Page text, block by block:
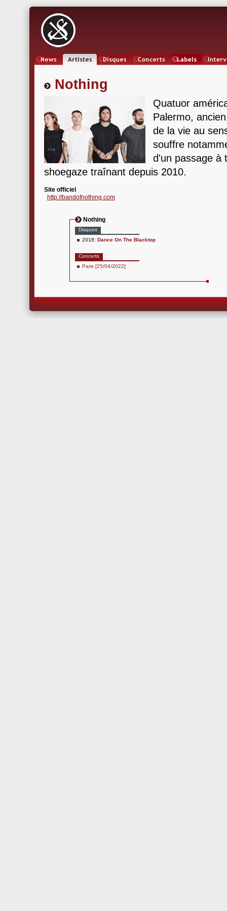
Nothing
Quatuor
Palermo,
de la vie au
souffre
d'un passage à
shoegaze traînant depuis 2010.
Site officiel
http://bandofnothing.com
Nothing
Disques
2018: Dance On The Blacktop
Concerts
Paris [25/04/2022]